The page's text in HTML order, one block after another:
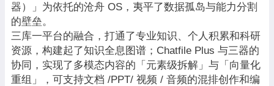
器）」为依托的沧舟 OS，夷平了数据孤岛与能力分割
的壁垒。
三库一平台的融合，打通了专业知识、个人积累和科研
资源，构建起了知识全息图谱；Chatfile Plus 与三器的
协同，实现了多模态内容的「元素级拆解」与「向量化
重组」，可支持文档 /PPT/ 视频 / 音频的混排创作和编